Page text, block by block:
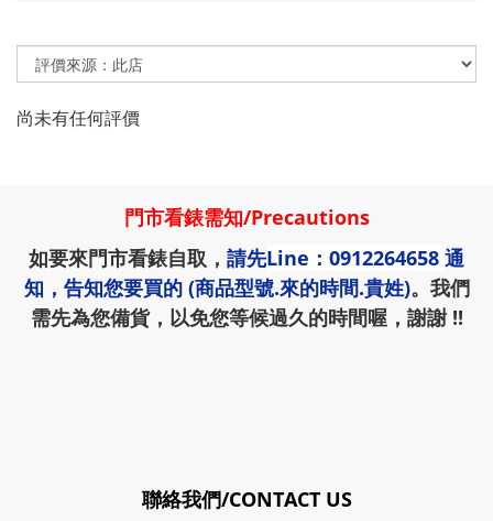
尚未有任何評價
門市看錶需知/Precautions
如要來門市看錶自取， 請先Line：0912264658 通
知，告知您要買的 (商品型號.來的時間.貴姓)。我們
需先為您備貨，以免您等候過久的時間喔，謝謝 !!
聯絡我們/CONTACT US